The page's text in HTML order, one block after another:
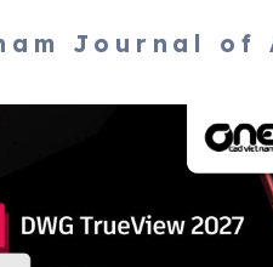
Journal of